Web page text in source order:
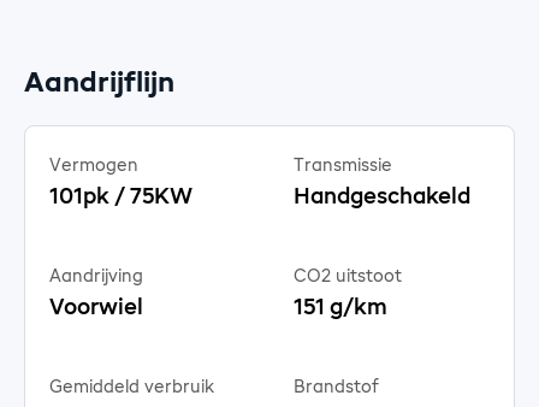
Aandrijflijn
Vermogen
101pk / 75KW
Transmissie
Handgeschakeld
Aandrijving
Voorwiel
CO2 uitstoot
151 g/km
Gemiddeld verbruik Brandstof